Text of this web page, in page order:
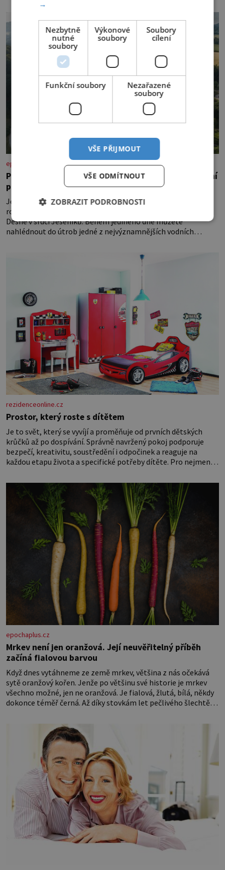
epochanacestach.cz
Poznejte údolí Desné: od Dlouhých strání po termální
prameny
Jen málokteré místo v České republice nabízí tolik
rozmanitých zážitků na tak malém území jako údolí řeky
Desné v srdci Jeseníků. Během jediného dne můžete
nahlédnout do útrob jedné z nejvýznamnějších vodních
rezidenceonline.cz
Prostor, který roste s dítětem
Je to svět, který se vyvíjí a proměňuje od prvních dětských
krůčků až po dospívání. Správně navržený pokoj podporuje
bezpečí, kreativitu, soustředění i odpočinek a reaguje na
každou etapu života a specifické potřeby dítěte. Pro nejmenší
miminka měl působit především klidně a útulně. Předškolní
věk je
epochaplus.cz
Mrkev není jen oranžová. Její neuvěřitelný příběh
začíná fialovou barvou
Když dnes vytáhneme ze země mrkev, většina z nás očekává
sytě oranžový kořen. Jenže po většinu své historie je mrkev
všechno možné, jen ne oranžová. Je fialová, žlutá, bílá, někdy
dokonce téměř černá. Až díky stovkám let pečlivého šlechtění
nedokážeme představit. Její příběh je
→
Nezbytně
nutné
soubory
Výkonové
soubory
Soubory
cílení
Funkční soubory
Nezařazené
soubory
VŠE PŘIJMOUT
VŠE ODMÍTNOUT
ZOBRAZIT PODROBNOSTI